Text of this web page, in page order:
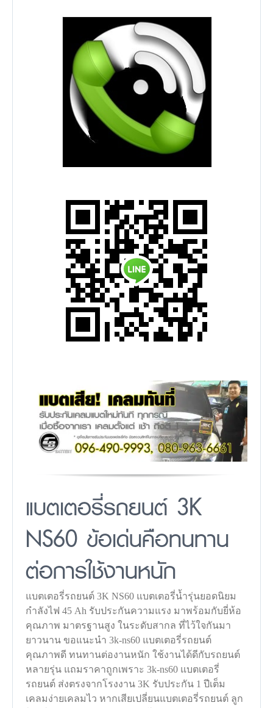
แบตเตอรี่รถยนต์ 3K
NS60 ข้อเด่นคือทนทาน
ต่อการใช้งานหนัก
แบตเตอรี่รถยนต์ 3K NS60 แบตเตอรี่น้ำรุ่นยอดนิยม
กำลังไฟ 45 Ah รับประกันความแรง มาพร้อมกับยี่ห้อ
คุณภาพ มาตรฐานสูง ในระดับสากล ที่ไว้ใจกันมา
ยาวนาน ขอแนะนำ 3k-ns60 แบตเตอรี่รถยนต์
คุณภาพดี ทนทานต่องานหนัก ใช้งานได้ดีกับรถยนต์
หลายรุ่น แถมราคาถูกเพราะ 3k-ns60 แบตเตอรี่
รถยนต์ ส่งตรงจากโรงงาน 3K รับประกัน 1 ปีเต็ม
เคลมง่ายเคลมไว หากเสียเปลี่ยนแบตเตอรี่รถยนต์ ลูก